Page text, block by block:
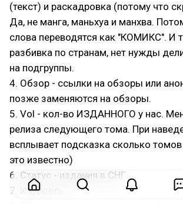
(текст) и раскадровка (потому что
Да, не манга, маньхуа и манхва.
слова переводятся как "КОМИКС". И
разбивка по странам, нет нужды
на подгруппы.
4. Обзор - ссылки на обзоры или
позже заменяются на обзоры.
5. Vol - кол-во ИЗДАННОГО у нас.
релиза следующего тома. При
всплывает подсказка сколько
это известно)
6. Статус - издания в СНГ.
7. Издатель.